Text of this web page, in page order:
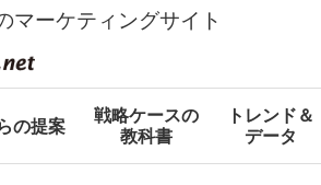
マーケティングサイト
の提案
戦略ケースの
教科書
トレンド＆
データ